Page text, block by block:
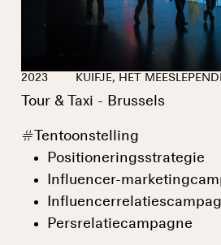
2023 KUIFJE, HET
Tour & Taxi - Brussels
# Tentoonstelling
Positioneringsstrategie
Influencer-
Persrelatiecampagne